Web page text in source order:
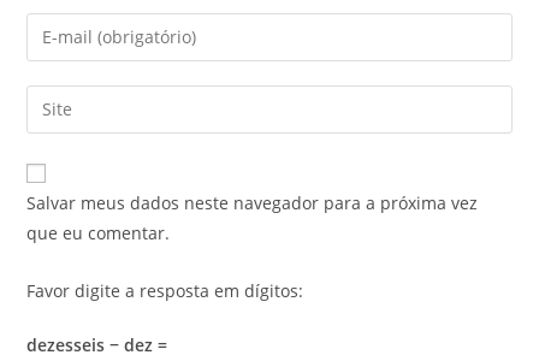
Salvar meus dados neste navegador para a próxima vez
que eu comentar.
Favor digite a resposta em dígitos:
dezesseis − dez =